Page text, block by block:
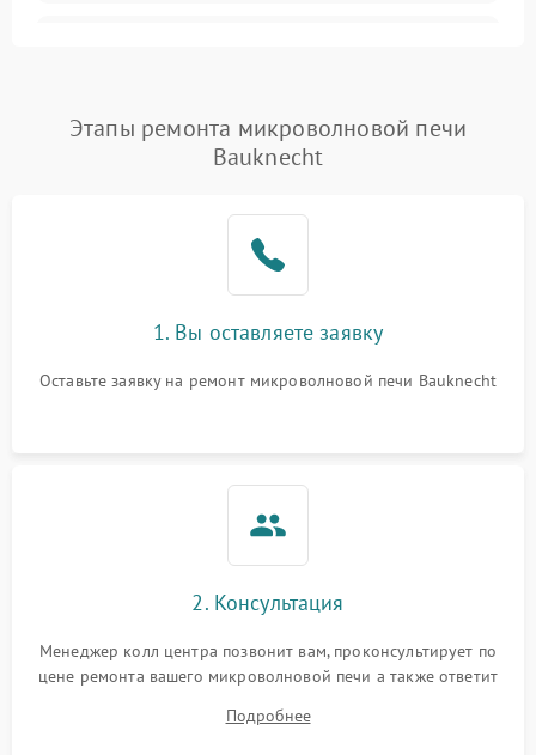
Появление запаха гари Подробнее →
2400 ₽ Подробнее →
Не горит подсветка 2000 ₽
Этапы ремонта микроволновой печи
Bauknecht
1. Вы оставляете заявку
Оставьте заявку на ремонт микроволновой печи Bauknecht
2. Консультация
Менеджер колл центра позвонит вам, проконсультирует по
цене ремонта вашего микроволновой печи а также ответит
Подробнее